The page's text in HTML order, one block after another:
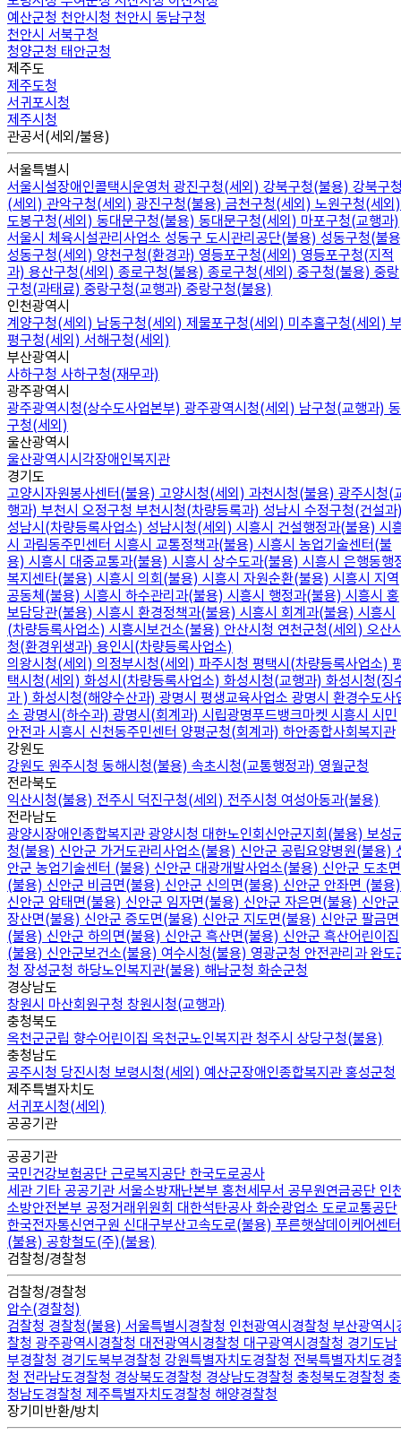
예산군청 천안시청 천안시 동남구청
천안시 서북구청
청양군청 태안군청
제주도
제주도청
서귀포시청
제주시청
관공서(세외/불용)
서울특별시
서울시설장애인콜택시운영처 광진구청(세외) 강북구청(불용) 강북구
(세외) 관악구청(세외) 광진구청(불용) 금천구청(세외) 노원구청(세외)
도봉구청(세외) 동대문구청(불용) 동대문구청(세외) 마포구청(교행과)
서울시 체육시설관리사업소 성동구 도시관리공단(불용) 성동구청(불
성동구청(세외) 양천구청(환경과) 영등포구청(세외) 영등포구청(지적
과) 용산구청(세외) 종로구청(불용) 종로구청(세외) 중구청(불용) 중랑
구청(과태료) 중랑구청(교행과) 중랑구청(불용)
인천광역시
계양구청(세외) 남동구청(세외) 제물포구청(세외) 미추홀구청(세외)
평구청(세외) 서해구청(세외)
부산광역시
사하구청 사하구청(재무과)
광주광역시
광주광역시청(상수도사업본부) 광주광역시청(세외) 남구청(교행과) 동
구청(세외)
울산광역시
울산광역시시각장애인복지관
경기도
고양시자원봉사센터(불용) 고양시청(세외) 과천시청(불용) 광주시청(
행과) 부천시 오정구청 부천시청(차량등록과) 성남시 수정구청(건설
성남시(차량등록사업소) 성남시청(세외) 시흥시 건설행정과(불용) 시
시 과림동주민센터 시흥시 교통정책과(불용) 시흥시 농업기술센터(불
용) 시흥시 대중교통과(불용) 시흥시 상수도과(불용) 시흥시 은행동행
복지센타(불용) 시흥시 의회(불용) 시흥시 자원순환(불용) 시흥시 지역
공동체(불용) 시흥시 하수관리과(불용) 시흥시 행정과(불용) 시흥시 홍
보담당관(불용) 시흥시 환경정책과(불용) 시흥시 회계과(불용) 시흥시
(차량등록사업소) 시흥시보건소(불용) 안산시청 연천군청(세외) 오산
청(환경위생과) 용인시(차량등록사업소)
의왕시청(세외) 의정부시청(세외) 파주시청 평택시(차량등록사업소)
택시청(세외) 화성시(차량등록사업소) 화성시청(교행과) 화성시청(징
과 ) 화성시청(해양수산과) 광명시 평생교육사업소 광명시 환경수도사
소 광명시(하수과) 광명시(회계과) 시립광명푸드뱅크마켓 시흥시 시민
안전과 시흥시 신천동주민센터 양평군청(회계과) 하안종합사회복지관
강원도
강원도 원주시청 동해시청(불용) 속초시청(교통행정과) 영월군청
전라북도
익산시청(불용) 전주시 덕진구청(세외) 전주시청 여성아동과(불용)
전라남도
광양시장애인종합복지관 광양시청 대한노인회신안군지회(불용) 보성
청(불용) 신안군 가거도관리사업소(불용) 신안군 공립요양병원(불용)
안군 농업기술센터 (불용) 신안군 대광개발사업소(불용) 신안군 도초면
(불용) 신안군 비금면(불용) 신안군 신의면(불용) 신안군 안좌면 (불용)
신안군 암태면(불용) 신안군 임자면(불용) 신안군 자은면(불용) 신안군
장산면(불용) 신안군 증도면(불용) 신안군 지도면(불용) 신안군 팔금면
(불용) 신안군 하의면(불용) 신안군 흑산면(불용) 신안군 흑산어린이집
(불용) 신안군보건소(불용) 여수시청(불용) 영광군청 안전관리과 완도
청 장성군청 하당노인복지관(불용) 해남군청 화순군청
경상남도
창원시 마산회원구청 창원시청(교행과)
충청북도
옥천군군립 향수어린이집 옥천군노인복지관 청주시 상당구청(불용)
충청남도
공주시청 당진시청 보령시청(세외) 예산군장애인종합복지관 홍성군청
제주특별자치도
서귀포시청(세외)
공공기관
공공기관
국민건강보험공단 근로복지공단 한국도로공사
세관 기타 공공기관 서울소방재난본부 홍천세무서 공무원연금공단 인
소방안전본부 공정거래위원회 대한석탄공사 화순광업소 도로교통공단
한국전자통신연구원 신대구부산고속도로(불용) 푸른햇살데이케어센터
(불용) 공항철도(주)(불용)
검찰청/경찰청
검찰청/경찰청
압수(경찰청)
검찰청 경찰청(불용) 서울특별시경찰청 인천광역시경찰청 부산광역시
찰청 광주광역시경찰청 대전광역시경찰청 대구광역시경찰청 경기도남
부경찰청 경기도북부경찰청 강원특별자치도경찰청 전북특별자치도경
청 전라남도경찰청 경상북도경찰청 경상남도경찰청 충청북도경찰청 충
청남도경찰청 제주특별자치도경찰청 해양경찰청
장기미반환/방치